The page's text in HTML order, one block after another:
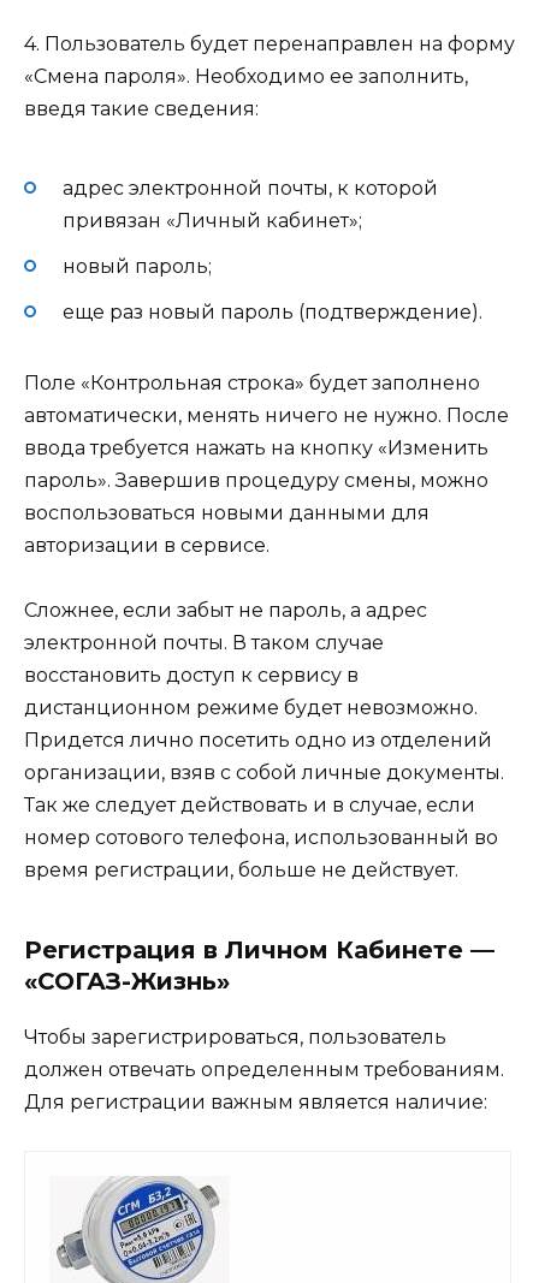
4. Пользователь будет перенаправлен на форму
«Смена пароля». Необходимо ее заполнить,
введя такие сведения:
адрес электронной почты, к которой
привязан «Личный кабинет»;
новый пароль;
еще раз новый пароль (подтверждение).
Поле «Контрольная строка» будет заполнено
автоматически, менять ничего не нужно. После
ввода требуется нажать на кнопку «Изменить
пароль». Завершив процедуру смены, можно
воспользоваться новыми данными для
авторизации в сервисе.
Сложнее, если забыт не пароль, а адрес
электронной почты. В таком случае
восстановить доступ к сервису в
дистанционном режиме будет невозможно.
Придется лично посетить одно из отделений
организации, взяв с собой личные документы.
Так же следует действовать и в случае, если
номер сотового телефона, использованный во
время регистрации, больше не действует.
Регистрация в Личном Кабинете —
«СОГАЗ-Жизнь»
Чтобы зарегистрироваться, пользователь
должен отвечать определенным требованиям.
Для регистрации важным является наличие: